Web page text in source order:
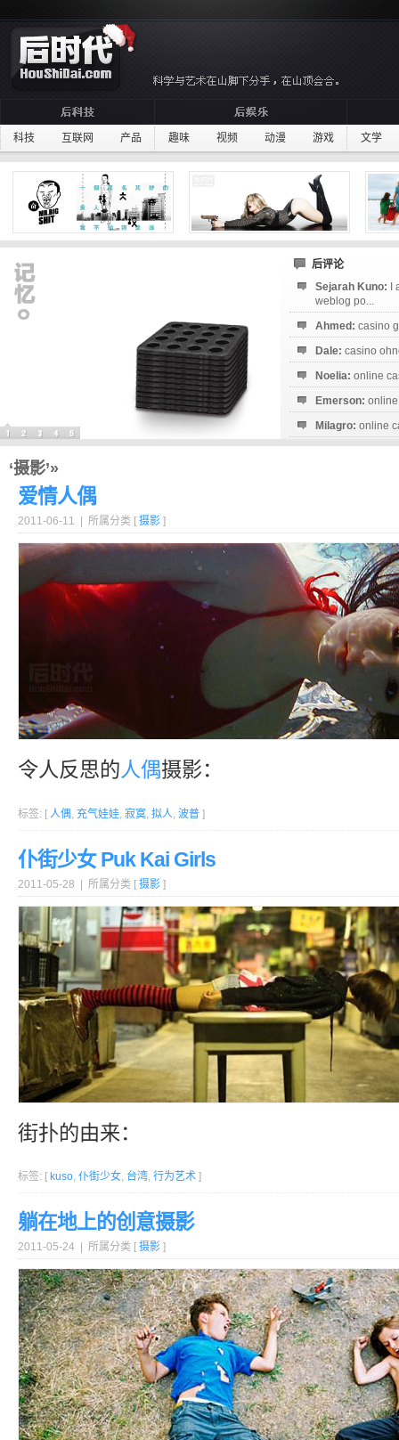
科技 互联网 产品 趣味 视频 动漫 游戏 文学
后评论
Sejarah Kuno:
weblog po...
Ahmed: casino
Dale: casino
Noelia: online
Emerson:
Milagro: online
‘摄影’»
爱情人偶
2011-06-11 | 所属分类 [ 摄影 ]
令人反思的人偶摄影：
标签: [ 人偶, 充气娃娃, 寂寞, 拟人, 波普 ]
仆街少女 Puk Kai Girls
2011-05-28 | 所属分类 [ 摄影 ]
街扑的由来：
标签: [ kuso, 仆街少女, 台湾, 行为艺术 ]
躺在地上的创意摄影
2011-05-24 | 所属分类 [ 摄影 ]